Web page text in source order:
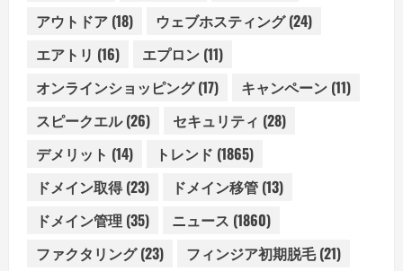
アウトドア (18) ウェブホスティング(24)
エアトリ (16) エプロン (11)
オンラインショッピング(17) キャンペーン (11)
スピークエル(26) セキュリティ (28)
デメリット (14) トレンド (1865)
ドメイン取得(23) ドメイン移管 (13)
ドメイン管理 (35) ニュース (1860)
ファクタリング(23) フィンジア初期脱毛(21)